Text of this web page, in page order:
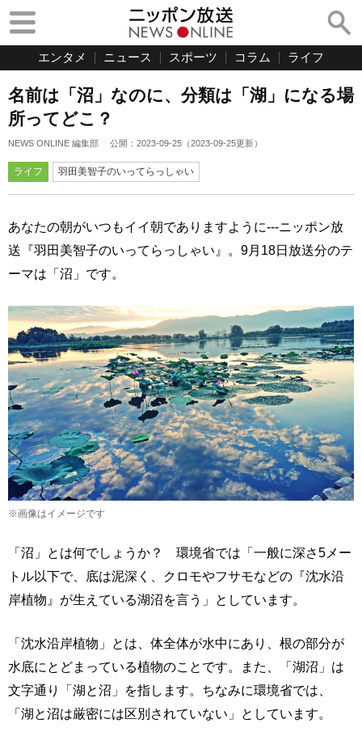
エンタメ ニュース スポーツ コラム ライフ
名前は「沼」なのに、分類は「湖」になる場
所ってどこ？
NEWS ONLINE 編集部 公開： 2023-09-25 （2023-09-25更新）
ライフ 羽田美智子のいってらっしゃい
あなたの朝がいつもイイ朝でありますように---ニッポン放
送『羽田美智子のいってらっしゃい』。9月18日放送分のテ
ーマは「沼」です。
※画像はイメージです
「沼」とは何でしょうか？ 環境省では「一般に深さ5メー
トル以下で、底は泥深く、クロモやフサモなどの『沈水沿
岸植物』が生えている湖沼を言う」としています。
「沈水沿岸植物」とは、体全体が水中にあり、根の部分が
水底にとどまっている植物のことです。また、「湖沼」は
文字通り「湖と沼」を指します。ちなみに環境省では、
「湖と沼は厳密には区別されていない」としています。